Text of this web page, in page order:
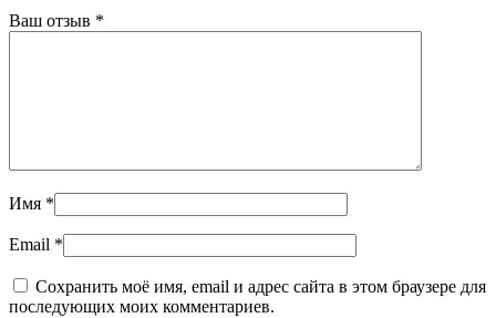
Ваш отзыв *
Имя *
Email *
Сохранить моё имя, email и адрес сайта в этом браузере для
последующих моих комментариев.